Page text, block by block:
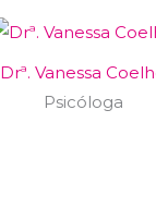
Drª. Vanessa
Psicóloga